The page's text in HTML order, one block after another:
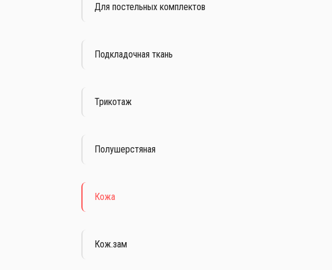
Для постельных комплектов
Подкладочная ткань
Трикотаж
Полушерстяная
Кожа
Кож.зам